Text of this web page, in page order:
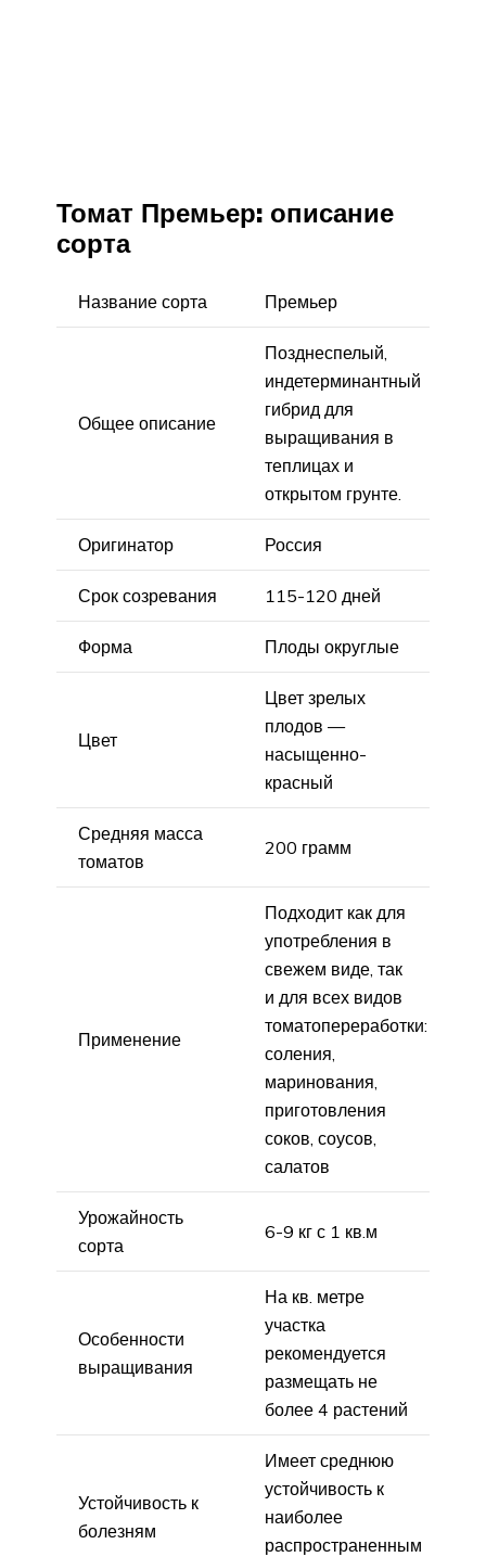
Томат Премьер: описание
сорта
Название сорта Премьер
Общее описание
Позднеспелый,
индетерминантный
гибрид для
выращивания в
теплицах и
открытом грунте.
Оригинатор Россия
Срок созревания 115-120 дней
Форма Плоды округлые
Цвет
Цвет зрелых
плодов —
насыщенно-
красный
Средняя масса
томатов
200 грамм
Применение
Подходит как для
употребления в
свежем виде, так
и для всех видов
томатопереработки:
соления,
маринования,
приготовления
соков, соусов,
салатов
Урожайность
сорта
6-9 кг с 1 кв.м
Особенности
выращивания
На кв. метре
участка
рекомендуется
размещать не
более 4 растений
Устойчивость к
болезням
Имеет среднюю
устойчивость к
наиболее
распространенным